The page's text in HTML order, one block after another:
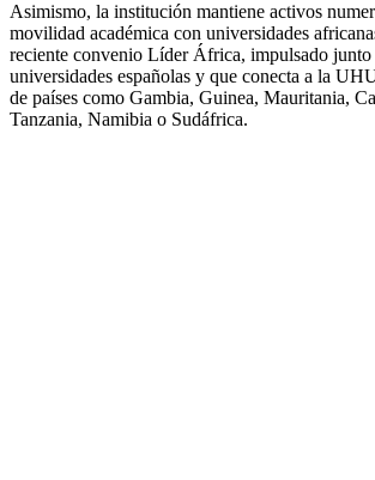
Asimismo, la institución mantiene activos
movilidad académica con universidades
reciente convenio Líder África, impulsado junto
universidades españolas y que conecta a la
de países como Gambia, Guinea, Mauritania,
Tanzania, Namibia o Sudáfrica.